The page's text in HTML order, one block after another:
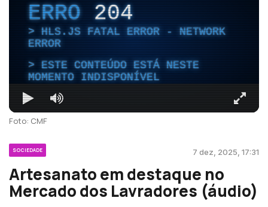
ERRO204
HLS.JS FATAL ERROR - NETWORK
ERROR
ESTE CONTEÚDO ESTÁ NESTE
MOMENTO INDISPONÍVEL
Foto: CMF
SOCIEDADE 7 dez, 2025, 17:31
Artesanato em destaque no
Mercado dos Lavradores (áudio)